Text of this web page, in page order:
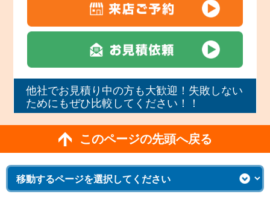
他社でお見積り中の方も大歓迎！失敗しない
ためにもぜひ比較してください！！
このページの先頭へ戻る